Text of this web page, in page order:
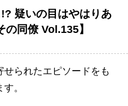
疑いの目はやはりあ
同僚 Vol.135】
られたエピソードをも
。